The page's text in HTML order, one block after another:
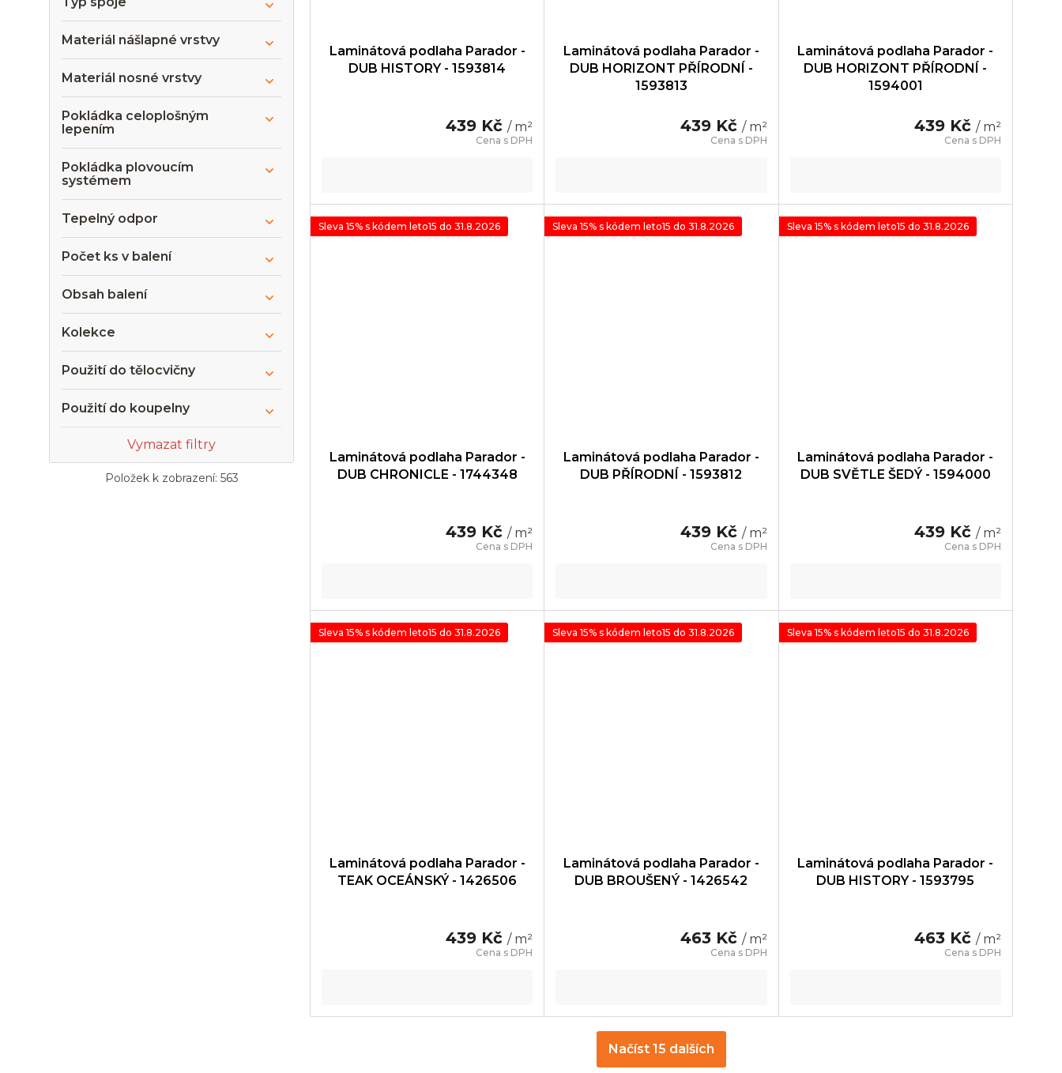
Materiál nášlapné vrstvy
Materiál nosné vrstvy
Pokládka celoplošným
lepením
Pokládka plovoucím
systémem
Tepelný odpor
Počet ks v balení
Obsah balení
Kolekce
Použití do tělocvičny
Použití do koupelny
Vymazat filtry
Položek k zobrazení: 563
Laminátová podlaha Parador -
DUB HISTORY - 1593814
439 Kč/ m²
Laminátová podlaha Parador -
DUB HORIZONT PŘÍRODNÍ -
1593813
439 Kč / m²
Laminátová podlaha Parador -
DUB HORIZONT PŘÍRODNÍ -
1594001
439 Kč / m²
Sleva 15% s kódem leto15 do 31.8.2026
Laminátová podlaha Parador -
DUB CHRONICLE - 1744348
439 Kč/ m²
Sleva 15% s kódem leto15 do 31.8.2026
Laminátová podlaha Parador -
DUB PŘÍRODNÍ - 1593812
439 Kč / m²
Sleva 15% s kódem leto15 do 31.8.2026
Laminátová podlaha Parador -
DUB SVĚTLE ŠEDÝ - 1594000
439 Kč / m²
Sleva 15% s kódem leto15 do 31.8.2026
Laminátová podlaha Parador -
TEAK OCEÁNSKÝ - 1426506
439 Kč/ m²
Sleva 15% s kódem leto15 do 31.8.2026
Laminátová podlaha Parador -
DUB BROUŠENÝ - 1426542
463 Kč / m²
Sleva 15% s kódem leto15 do 31.8.2026
Laminátová podlaha Parador -
DUB HISTORY - 1593795
463 Kč / m²
Načíst 15 dalších